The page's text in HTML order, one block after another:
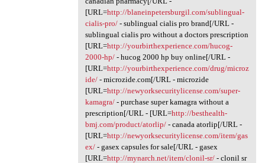
[URL=http://blaneinpetersburgil.com/sublingual-
cialis-pro/- sublingual cialis pro brand[/URL -
sublingual cialis pro without a doctors prescription
[URL=http://yourbirthexperience.com/hucog-
2000-hp/- hucog 2000 hp buy online[/URL -
[URL=http://yourbirthexperience.com/drug/microz
ide/- microzide.com[/URL - microzide
[URL=http://newyorksecuritylicense.com/super-
kamagra/- purchase super kamagra without a
prescription[/URL - [URL=http://besthealth-
bmj.com/product/atorlip/- canada atorlip[/URL -
[URL=http://newyorksecuritylicense.com/item/gas
ex/- gasex capsules for sale[/URL - gasex
[URL=http://mynarch.net/item/clonil-sr/- clonil sr